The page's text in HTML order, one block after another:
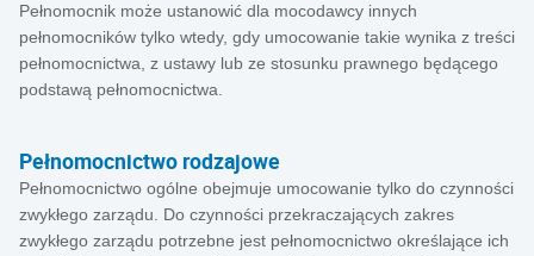
Pełnomocnik może ustanowić dla mocodawcy innych
pełnomocników tylko wtedy, gdy umocowanie takie wynika z treści
pełnomocnictwa, z ustawy lub ze stosunku prawnego będącego
podstawą pełnomocnictwa.
Pełnomocnictwo rodzajowe
Pełnomocnictwo ogólne obejmuje umocowanie tylko do czynności
zwykłego zarządu. Do czynności przekraczających zakres
zwykłego zarządu potrzebne jest pełnomocnictwo określające ich